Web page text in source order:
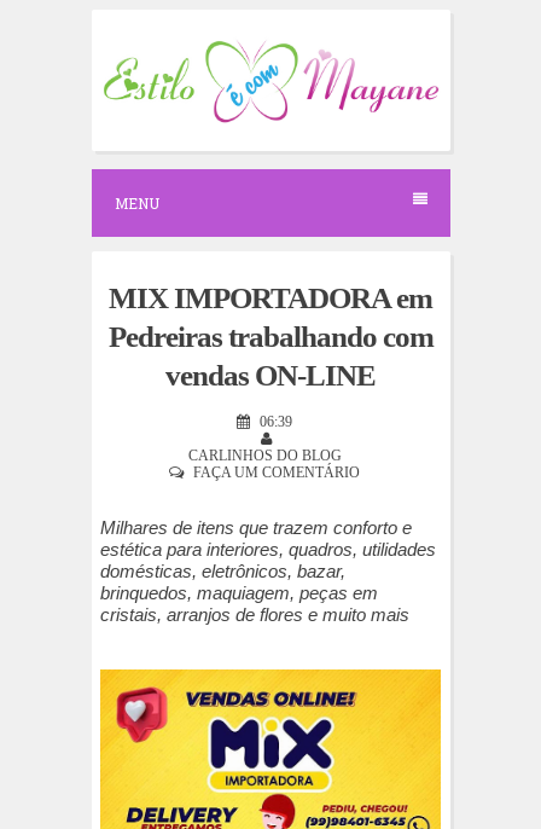
c
o
e
MENU
MIX IMPORTADORA em
Pedreiras trabalhando com
vendas ON-LINE
06:39
CARLINHOS DO BLOG
FAÇA UM COMENTÁRIO
Milhares de itens que trazem conforto e
estética para interiores, quadros, utilidades
domésticas, eletrônicos, bazar,
brinquedos, maquiagem, peças em
cristais, arranjos de flores e muito mais